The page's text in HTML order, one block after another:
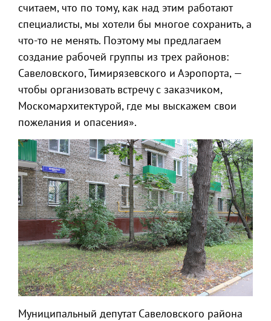
считаем, что по тому, как над этим работают
специалисты, мы хотели бы многое сохранить, а
что-то не менять. Поэтому мы предлагаем
создание рабочей группы из трех районов:
Савеловского, Тимирязевского и Аэропорта, —
чтобы организовать встречу с заказчиком,
Москомархитектурой, где мы выскажем свои
пожелания и опасения».
Муниципальный депутат Савеловского района